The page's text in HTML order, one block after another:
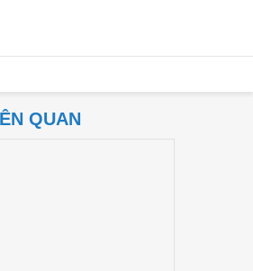
QUAN